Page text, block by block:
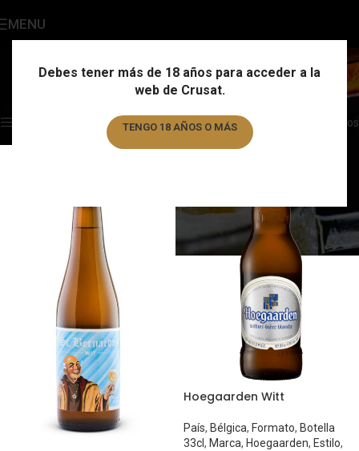
Debes tener más de 18 años para acceder a la
web de Crusat.
TENGO 18 AÑOS O MÁS
MENU Trigo Belga
Showing all 2 results
Filtros
Hoegaarden Witt
País, Bélgica, Formato, Botella
33cl, Marca, Hoegaarden, Estilo,